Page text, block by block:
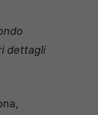
dettagli